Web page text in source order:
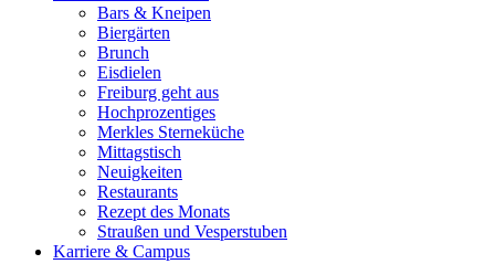
Bars & Kneipen
Biergärten
Brunch
Eisdielen
Freiburg geht aus
Hochprozentiges
Merkles Sterneküche
Mittagstisch
Neuigkeiten
Restaurants
Rezept des Monats
Straußen und Vesperstuben
Karriere & Campus